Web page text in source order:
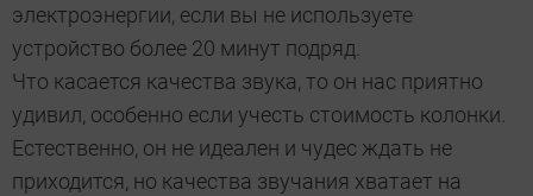
электроэнергии, если вы не используете
устройство более 20 минут подряд.
Что касается качества звука, то он нас приятно
удивил, особенно если учесть стоимость колонки.
Естественно, он не идеален и чудес ждать не
приходится, но качества звучания хватает на